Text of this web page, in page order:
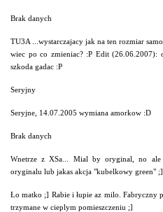
Brak danych
TU3A ...wystarczajacy jak na ten rozmiar
wiec po co zmieniac? :P Edit
szkoda gadac :P
Seryjny
Seryjne, 14.07.2005 wymiana amorkow :D
Brak danych
Wnetrze z XSa... Mial by oryginal, no
oryginalu lub jakas akcja "kubelkowy green" ;]
Ło matko ;] Rabie i łupie az milo. Fabryczny
trzymane w cieplym pomieszczeniu ;]